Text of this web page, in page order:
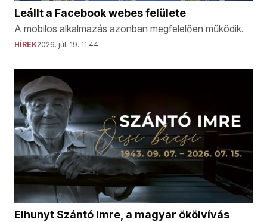
Leállt a Facebook webes felülete
A mobilos alkalmazás azonban megfelelően működik.
HÍREK2026. júl. 19. 11:44
Elhunyt Szántó Imre, a magyar ökölvívás